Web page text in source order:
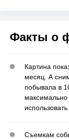
Факты о
Картина
месяц. А
побывала в
максимально
Съемкам